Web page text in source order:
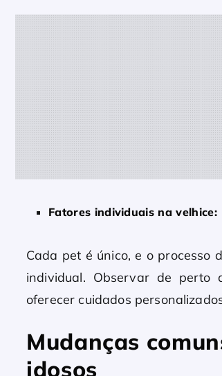
Fatores individuais na velhice:
Cada pet é único, e o processo
individual. Observar de perto
oferecer cuidados
Mudanças
idosos